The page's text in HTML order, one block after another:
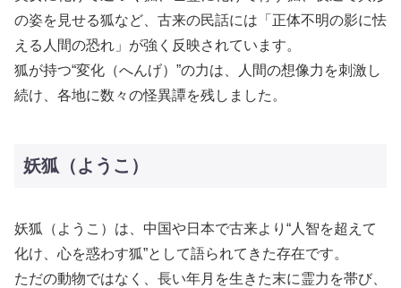
の姿を見せる狐など、古来の民話には「正体不明の影に怯
える人間の恐れ」が強く反映されています。
狐が持つ“変化（へんげ）”の力は、人間の想像力を刺激し
続け、各地に数々の怪異譚を残しました。
妖狐（ようこ）
妖狐（ようこ）は、中国や日本で古来より“人智を超えて
化け、心を惑わす狐”として語られてきた存在です。
ただの動物ではなく、長い年月を生きた末に霊力を帯び、